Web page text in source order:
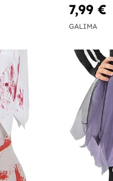
7,99 €
GALIMA